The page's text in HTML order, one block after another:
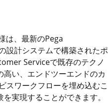
は、最新のPega
設計システムで構築されたポ
Serviceで既存のテクノ
い、エンドツーエンドのカ
スワークフローを埋め込むこ
実現することができます。